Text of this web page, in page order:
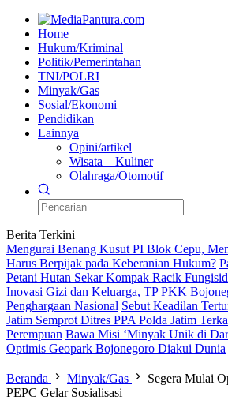
Home
Hukum/Kriminal
Politik/Pemerintahan
TNI/POLRI
Minyak/Gas
Sosial/Ekonomi
Pendidikan
Lainnya
Opini/artikel
Wisata – Kuliner
Olahraga/Otomotif
Berita Terkini
Mengurai Benang Kusut PI Blok Cepu,
Harus Berpijak pada Keberanian Hukum?
Petani Hutan Sekar Kompak Racik
Inovasi Gizi dan Keluarga, TP PKK
Penghargaan Nasional Sebut Keadilan
Jatim Semprot Ditres PPA Polda Jatim
Perempuan Bawa Misi ‘Minyak Unik di
Optimis Geopark Bojonegoro Diakui Dunia
Beranda Minyak/Gas
Segera Mulai
PEPC Gelar Sosialisasi